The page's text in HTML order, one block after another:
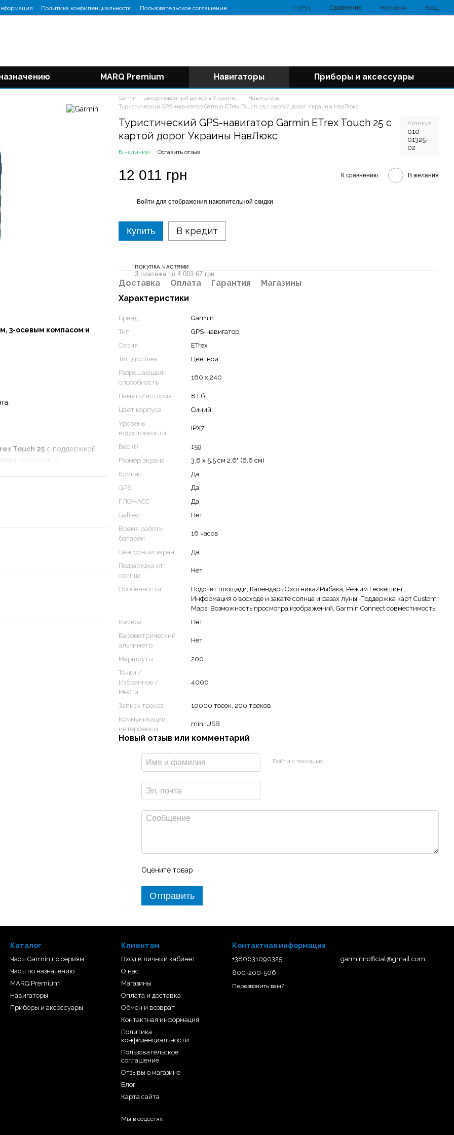
Политика конфиденциальности
Пользовательское соглашение
УкрРус Сравнение Желания Вход
MARQ Premium Навигаторы Приборы и аксессуары
3-осевым компасом и
Touch 25 с поддержкой
компасом с
интуитивно понятный
сохранить природу, но и
зайдите на
в устройство.
обеспечения
точки, маршруты и
Garmin – авторизованный дилер в Украине
Навигаторы
Туристический GPS-навигатор Garmin ETrex Touch 25 с картой дорог Украины НавЛюкс
Туристический GPS-навигатор Garmin ETrex Touch 25 с
картой дорог Украины НавЛюкс
Артикул
010-
01325-
02
В наличии Оставить отзыв
12 011 грн К сравнению В желания
Войти для отображения накопительной скидки
Купить В кредит
ПОКУПКА ЧАСТЯМИ
3 платежа по 4 003.67 грн
Доставка Оплата Гарантия
Магазины
Характеристики
Бренд
Garmin
Тип
GPS-навигатор
Серия
ETrex
Тип дисплея
Цветной
Разрешающая
способность
160 x 240
Память/история
8 Гб
Цвет корпуса
Синий
Уровень
водостойкости
IPX7
Вес (г)
159
Размер экрана
3.6 x 5.5 см 2.6" (6.6 см)
Компас
Да
GPS
Да
ГЛОНАСС
Да
Galileo
Нет
Время работы
батареи
16 часов
Сенсорный экран
Да
Подзарядка от
солнца
Нет
Особенности
Подсчет площади, Календарь Охотника/Рыбака, Режим Геокешинг,
Информация о восходе и закате солнца и фазах луны, Поддержка карт Custom
Maps, Возможность просмотра изображений, Garmin Connect совместимость
Камера
Нет
Барометрический
альтиметр
Нет
Маршруты
200
Точки /
Избранное /
Места
4000
Запись треков
10000 тоеок, 200 треков
Коммуникации,
интерфейсы
mini USB
Новый отзыв или комментарий
Войти с помощью
Оцените товар
Отправить
Каталог
Часы Garmin по сериям
Часы по назначению
MARQ Premium
Навигаторы
Приборы и аксессуары
Клиентам
Вход в личный кабинет
О нас
Магазины
Оплата и доставка
Обмен и возврат
Контактная информация
Политика
конфиденциальности
Пользовательское
соглашение
Отзывы о магазине
Блог
Карта сайта
Мы в соцсетях
Контактная информация
+380631090325
800-200-506
Перезвонить вам?
garminnofficial@gmail.com